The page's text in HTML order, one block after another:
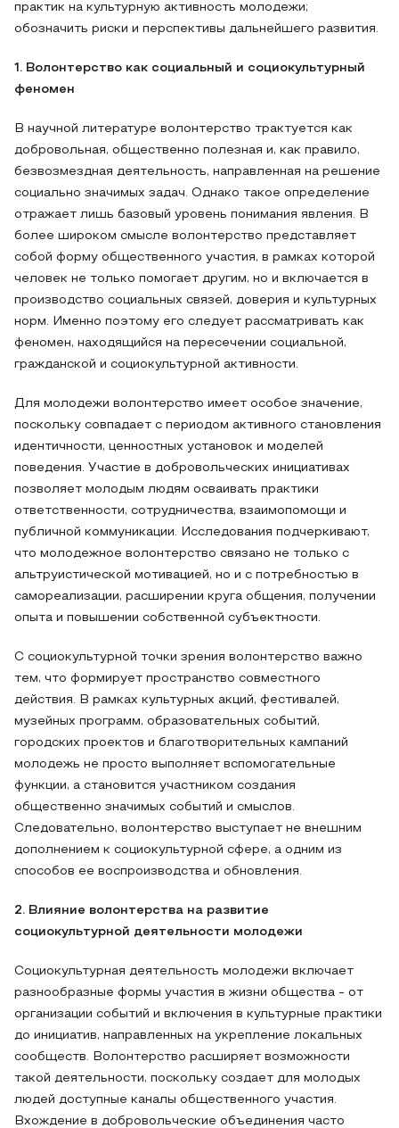
практик на культурную активность молодежи;
обозначить риски и перспективы дальнейшего развития.
1. Волонтерство как социальный и социокультурный
феномен
В научной литературе волонтерство трактуется как
добровольная, общественно полезная и, как правило,
безвозмездная деятельность, направленная на решение
социально значимых задач. Однако такое определение
отражает лишь базовый уровень понимания явления. В
более широком смысле волонтерство представляет
собой форму общественного участия, в рамках которой
человек не только помогает другим, но и включается в
производство социальных связей, доверия и культурных
норм. Именно поэтому его следует рассматривать как
феномен, находящийся на пересечении социальной,
гражданской и социокультурной активности.
Для молодежи волонтерство имеет особое значение,
поскольку совпадает с периодом активного становления
идентичности, ценностных установок и моделей
поведения. Участие в добровольческих инициативах
позволяет молодым людям осваивать практики
ответственности, сотрудничества, взаимопомощи и
публичной коммуникации. Исследования подчеркивают,
что молодежное волонтерство связано не только с
альтруистической мотивацией, но и с потребностью в
самореализации, расширении круга общения, получении
опыта и повышении собственной субъектности.
С социокультурной точки зрения волонтерство важно
тем, что формирует пространство совместного
действия. В рамках культурных акций, фестивалей,
музейных программ, образовательных событий,
городских проектов и благотворительных кампаний
молодежь не просто выполняет вспомогательные
функции, а становится участником создания
общественно значимых событий и смыслов.
Следовательно, волонтерство выступает не внешним
дополнением к социокультурной сфере, а одним из
способов ее воспроизводства и обновления.
2. Влияние волонтерства на развитие
социокультурной деятельности молодежи
Социокультурная деятельность молодежи включает
разнообразные формы участия в жизни общества - от
организации событий и включения в культурные практики
до инициатив, направленных на укрепление локальных
сообществ. Волонтерство расширяет возможности
такой деятельности, поскольку создает для молодых
людей доступные каналы общественного участия.
Вхождение в добровольческие объединения часто